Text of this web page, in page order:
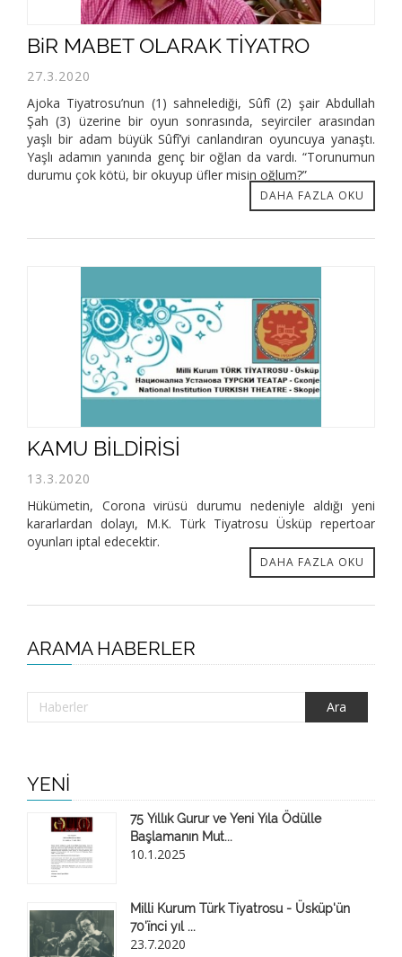
BiR MABET OLARAK TİYATRO
27.3.2020
Ajoka Tiyatrosu’nun (1) sahnelediği, Sûfî (2) şair Abdullah
Şah (3) üzerine bir oyun sonrasında, seyirciler arasından
yaşlı bir adam büyük Sûfî’yi canlandıran oyuncuya yanaştı.
Yaşlı adamın yanında genç bir oğlan da vardı. “Torunumun
durumu çok kötü, bir okuyup üfler misin oğlum?”
DAHA FAZLA OKU
KAMU BİLDİRİSİ
13.3.2020
Hükümetin, Corona virüsü durumu nedeniyle aldığı yeni
kararlardan dolayı, M.K. Türk Tiyatrosu Üsküp repertoar
oyunları iptal edecektir.
DAHA FAZLA OKU
ARAMA HABERLER
YENİ
75 Yıllık Gurur ve Yeni Yıla Ödülle
Başlamanın Mut...
10.1.2025
Milli Kurum Türk Tiyatrosu - Üsküp'ün
70'ïnci yıl ...
23.7.2020